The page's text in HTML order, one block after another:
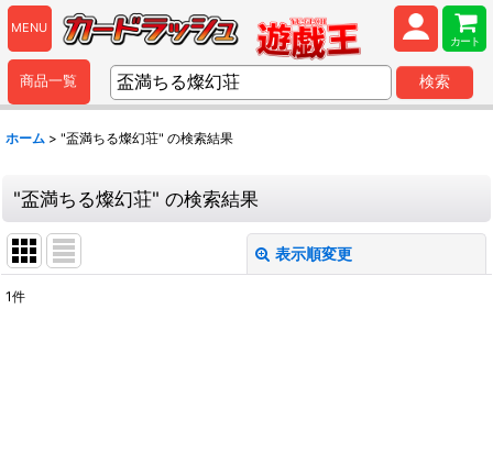
MENU
カート
商品一覧 検索
ホーム > "盃満ちる燦幻荘" の検索結果
"盃満ちる燦幻荘" の検索結果
表示順変更
1件